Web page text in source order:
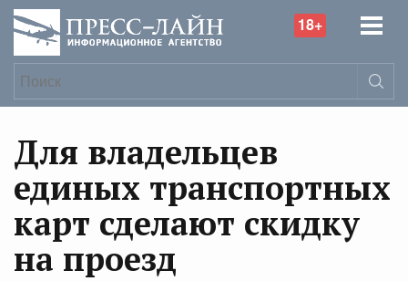
18+
Для владельцев
единых транспортных
карт сделают скидку
на проезд